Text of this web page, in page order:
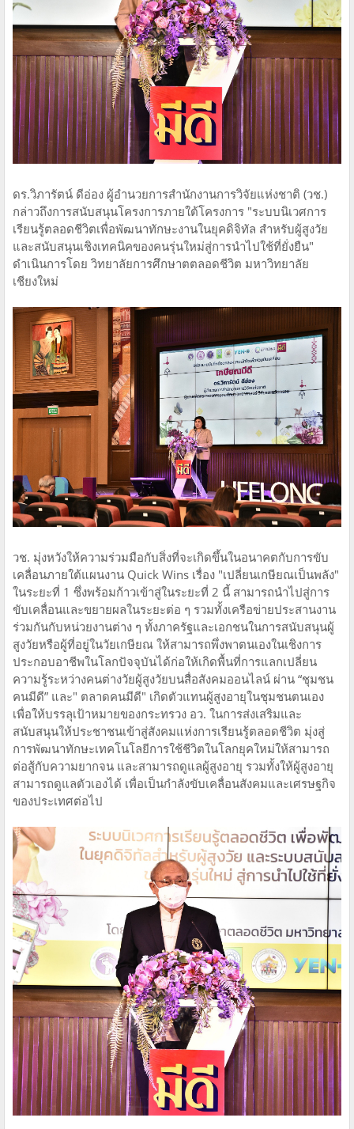
ดร.วิภารัตน์ ดีอ่อง ผู้อำนวยการสำนักงานการวิจัยแห่งชาติ (วช.)
กล่าวถึง​การสนับสนุนโครงการภายใต้โครงการ "ระบบนิเวศ​การ
เรียนรู้​ตลอดชีวิต​เพื่อ​พัฒนา​ทักษะ​งานในยุคดิจิทัล​ สำหรับ​ผู้สูงวัย​
และสนับสนุน​เชิงเทคนิค​ของคนรุ่นใหม่​สู่การนำไปใช้ที่ยั่งยืน"
ดำเนินการ​โดย​ วิทยาลัยการศึกษา​ตตลอดชีวิต มหาวิทยาลัย​
เชียงใหม่​
วช. มุ่งหวังให้ความร่วมมือกับสิ่งที่จะเกิดขึ้นในอนาคต​​กับการขับ
เคลื่อน​ภายใต้แผนงาน Quick Wins เรื่อง "เปลี่ยนเกษียณเป็นพลัง"
ในระยะที่ 1 ซึ่งพร้อมก้าวเข้าสู่ในระยะที่ 2 นี้ สามารถนําไปสู่การ
ขับเคลื่อนและขยายผลในระยะต่อ ๆ รวมทั้งเครือข่ายประสานงาน
ร่วมกันกับหน่วยงานต่าง ๆ ทั้งภาครัฐและเอกชนในการสนับสนุนผู้
สูงวัยหรือผู้ที่อยู่ในวัยเกษียณ ให้สามารถพึ่งพาตนเองในเชิงการ
ประกอบอาชีพในโลกปัจจุบันได้​ก่อให้เกิด​พื้นที่การแลกเปลี่ยน
ความรู้ระหว่างคนต่างวัยผู้สูงวัยบนสื่อสังคม​ออนไลน์​ ผ่าน​ “ชุมชน
คนมีดี” และ​" ตลาดคนมีดี" เกิดตัวแทนผู้สูงอายุ​ในชุมชน​ตนเอง
เพื่อให้บรรลุเป้าหมายของกระทรวง อว. ในการส่งเสริมและ
สนับสนุนให้ประชาชนเข้าสู่สังคมแห่งการเรียนรู้ตลอดชีวิต มุ่งสู่
การพัฒนาทักษะเทคโนโลยี​การใช้ชีวิตในโลกยุคใหม่ให้สามารถ
ต่อสู้กับความยากจน และสามารถดูแลผู้สูงอายุ รวมทั้งให้ผู้สูงอายุ
สามารถดูแลตัวเองได้ เพื่อเป็นกําลังขับเคลื่อนสังคมและเศรษฐกิจ
ของประเทศต่อไป